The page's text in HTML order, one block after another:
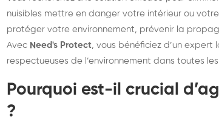
frelons : intervention
rapide partout en France
nuisibles mettre en danger votre intérieur ou
protéger votre environnement, prévenir la
Avec Need's Protect, vous bénéficiez d’un
respectueuses de l’environnement dans toutes
Pourquoi est-il crucial
?